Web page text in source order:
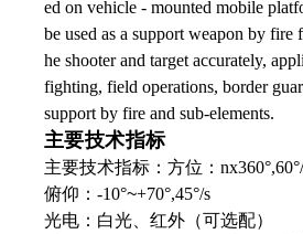
ed on vehicle - mounted mobile
be used as a support weapon by fire
he shooter and target accurately,
fighting, field operations, border
support by fire and sub-elements.
主要技术指标
主要技术指标：方位：
俯仰：-10°~+70°,45°/s
光电：白光、红外（可选配）